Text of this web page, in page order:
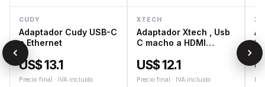
CUDY
Adaptador Cudy USB-C
a Ethernet
US$ 13.1
Precio final · IVA incluido
XTECH
Adaptador Xtech , Usb
C macho a HDMI
US$ 12.1
Precio final · IVA incluido
1,